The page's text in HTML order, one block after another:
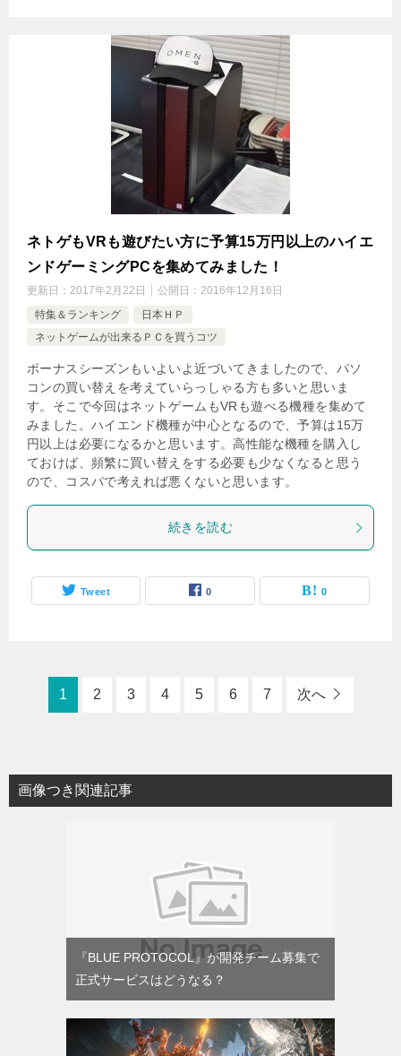
ネトゲもVRも遊びたい方に予算15万円以上のハイエ
ンドゲーミングPCを集めてみました！
更新日： 2017年2月22日 公開日： 2016年12月16日
特集＆ランキング
日本ＨＰ
ネットゲームが出来るＰＣを買うコツ
ボーナスシーズンもいよいよ近づいてきましたので、パソ
コンの買い替えを考えていらっしゃる方も多いと思いま
す。そこで今回はネットゲームもVRも遊べる機種を集めて
みました。ハイエンド機種が中心となるので、予算は15万
円以上は必要になるかと思います。高性能な機種を購入し
ておけば、頻繁に買い替えをする必要も少なくなると思う
ので、コスパで考えれば悪くないと思います。
続きを読む
Tweet 0 0
1 2 3 4 5 6 7 次へ
画像つき関連記事
『BLUE PROTOCOL』が開発チーム募集で
正式サービスはどうなる？